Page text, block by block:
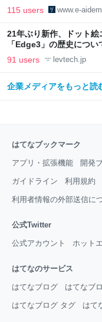
115 users www.e-
21年ぶり新作、ドット絵
「Edge3」の歴史につ
LAB
91 users levtech.jp
企業メディアをもっと読
はてなブックマーク
アプリ・拡張機能 開発
ガイドライン 利用規約
利用者情報の外部送信に
公式Twitter
公式アカウント ホット
はてなのサービス
はてなブログ はてなブ
はてなブログ タグ はて